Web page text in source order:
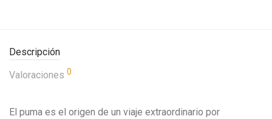
Descripción
Valoraciones 0
El puma es el origen de un viaje extraordinario por